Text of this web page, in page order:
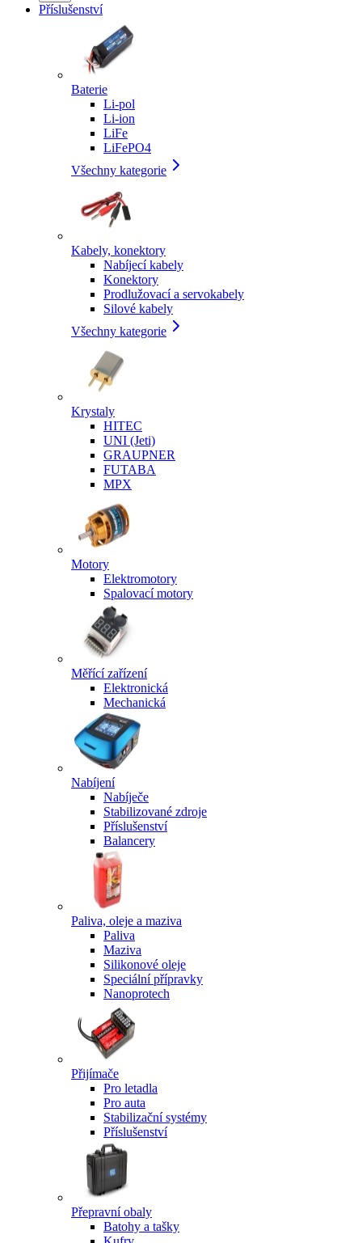
Příslušenství
Baterie
Li-pol
Li-ion
LiFe
LiFePO4
Všechny kategorie
Kabely, konektory
Nabíjecí kabely
Konektory
Prodlužovací a servokabely
Silové kabely
Všechny kategorie
Krystaly
HITEC
UNI (Jeti)
GRAUPNER
FUTABA
MPX
Motory
Elektromotory
Spalovací motory
Měřící zařízení
Elektronická
Mechanická
Nabíjení
Nabíječe
Stabilizované zdroje
Příslušenství
Balancery
Paliva, oleje a maziva
Paliva
Maziva
Silikonové oleje
Speciální přípravky
Nanoprotech
Přijímače
Pro letadla
Pro auta
Stabilizační systémy
Příslušenství
Přepravní obaly
Batohy a tašky